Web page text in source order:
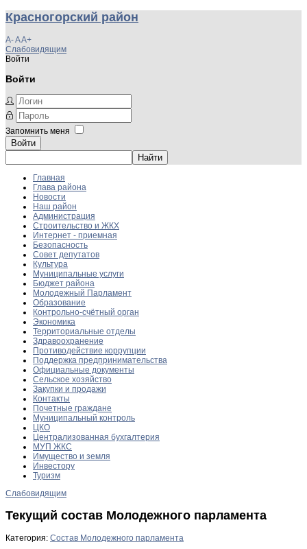
Красногорский район
A-AA+
Слабовидящим
Войти
Войти
Запомнить меня
Войти
Главная
Глава района
Новости
Наш район
Администрация
Строительство и ЖКХ
Интернет - приемная
Безопасность
Совет депутатов
Культура
Муниципальные услуги
Бюджет района
Молодежный Парламент
Образование
Контрольно-счётный орган
Экономика
Территориальные отделы
Здравоохранение
Противодействие коррупции
Поддержка предпринимательства
Официальные документы
Сельское хозяйство
Закупки и продажи
Контакты
Почетные граждане
Муниципальный контроль
ЦКО
Централизованная бухгалтерия
МУП ЖКС
Имущество и земля
Инвестору
Туризм
Слабовидящим
Текущий состав Молодежного парламента
Категория: Состав Молодежного парламента